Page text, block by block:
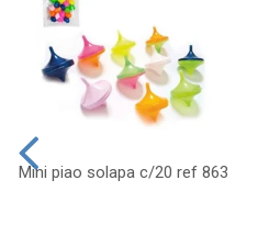
Mini piao solapa c/20 ref 863